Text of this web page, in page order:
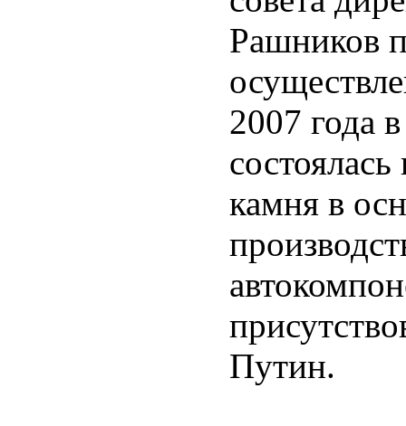
Рашников
2007 года
камня в
Путин.